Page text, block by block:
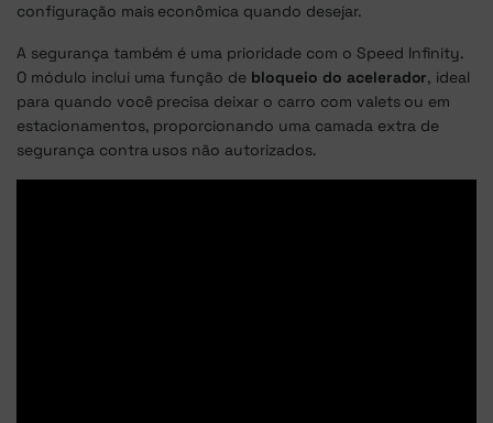
configuração mais econômica quando desejar.
A segurança também é uma prioridade com o Speed Infinity.
O módulo inclui uma função de bloqueio do acelerador, ideal
para quando você precisa deixar o carro com valets ou em
estacionamentos, proporcionando uma camada extra de
segurança contra usos não autorizados.